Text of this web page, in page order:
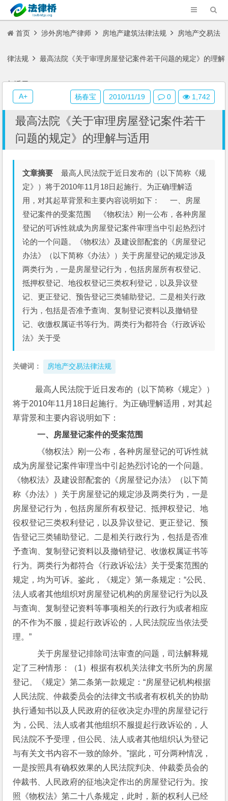
首页 涉外房地产律师 房地产建筑法律法规 房地产交易法
律法规 最高法院《关于审理房屋登记案件若干问题的规定》的理解
与适用
最高法院《关于审理房屋登记案件若干
问题的规定》的理解与适用
文章摘要 最高人民法院于近日发布的（以下简称《规
定》）将于2010年11月18日起施行。为正确理解适
用，对其起草背景和主要内容说明如下： 一、房屋
登记案件的受案范围 《物权法》刚一公布，各种房屋
登记的可诉性就成为房屋登记案件审理当中引起热烈讨
论的一个问题。《物权法》及建设部配套的《房屋登记
办法》（以下简称《办法》）关于房屋登记的规定涉及
两类行为，一是房屋登记行为，包括房屋所有权登记、
抵押权登记、地役权登记三类权利登记，以及异议登
记、更正登记、预告登记三类辅助登记。二是相关行政
行为，包括是否准予查询、复制登记资料以及撤销登
记、收缴权属证书等行为。两类行为都符合《行政诉讼
法》关于受
关键词： 房地产交易法律法规
最高人民法院于近日发布的 （以下简称《规定》）
将于2010年11月18日起施行。为正确理解适用，对其起
草背景和主要内容说明如下：
一、房屋登记案件的受案范围
《物权法》刚一公布，各种房屋登记的可诉性就
成为房屋登记案件审理当中引起热烈讨论的一个问题。
《物权法》及建设部配套的《房屋登记办法》（以下简
称《办法》）关于房屋登记的规定涉及两类行为，一是
房屋登记行为，包括房屋所有权登记、抵押权登记、地
役权登记三类权利登记，以及异议登记、更正登记、预
告登记三类辅助登记。二是相关行政行为，包括是否准
予查询、复制登记资料以及撤销登记、收缴权属证书等
行为。两类行为都符合《行政诉讼法》关于受案范围的
规定，均为可诉。鉴此，《规定》第一条规定：“公民、
法人或者其他组织对房屋登记机构的房屋登记行为以及
与查询、复制登记资料等事项相关的行政行为或者相应
的不作为不服，提起行政诉讼的，人民法院应当依法受
理。”
关于房屋登记排除司法审查的问题，司法解释规
定了三种情形：（1）根据有权机关法律文书所为的房屋
登记。《规定》第二条第一款规定：“房屋登记机构根据
人民法院、仲裁委员会的法律文书或者有权机关的协助
执行通知书以及人民政府的征收决定办理的房屋登记行
为，公民、法人或者其他组织不服提起行政诉讼的，人
民法院不予受理，但公民、法人或者其他组织认为登记
与有关文书内容不一致的除外。”据此，可分两种情况，
一是按照具有确权效果的人民法院判决、仲裁委员会的
仲裁书、人民政府的征地决定作出的房屋登记行为。按
照《物权法》第二十八条规定，此时，新的权利人已经
杨春宝 2010/11/19 0 1,742
A+